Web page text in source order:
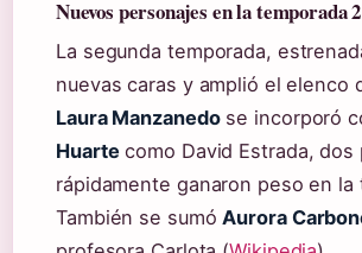
Nuevos personajes en la temporada 2
La segunda temporada,
nuevas caras y amplió el elenco
Laura Manzanedose incorporó
Huartecomo David Estrada, dos
rápidamente ganaron peso en la
También se sumóAurora